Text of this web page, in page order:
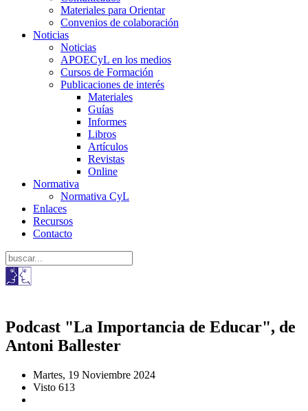
Materiales para Orientar
Convenios de colaboración
Noticias
Noticias
APOECyL en los medios
Cursos de Formación
Publicaciones de interés
Materiales
Guías
Informes
Libros
Artículos
Revistas
Online
Normativa
Normativa CyL
Enlaces
Recursos
Contacto
Podcast "La Importancia de Educar", de
Antoni Ballester
Martes, 19 Noviembre 2024
Visto 613